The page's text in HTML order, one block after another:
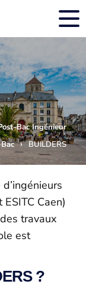
Bac Ingénieur
› BUILDERS
Caen)
travaux
est
?